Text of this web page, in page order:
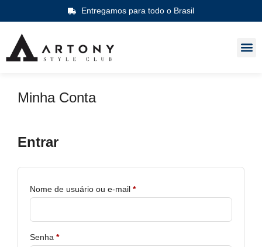
Entregamos para todo o Brasil
Minha Conta
Entrar
Nome de usuário ou e-mail *
Senha *